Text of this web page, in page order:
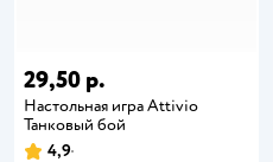
29,50 р.
Настольная игра Attivio
Танковый бой
4,9